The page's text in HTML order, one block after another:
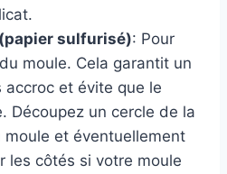
sulfurisé): Pour
moule. Cela garantit un
accroc et évite que le
Découpez un cercle de la
et éventuellement
les côtés si votre moule